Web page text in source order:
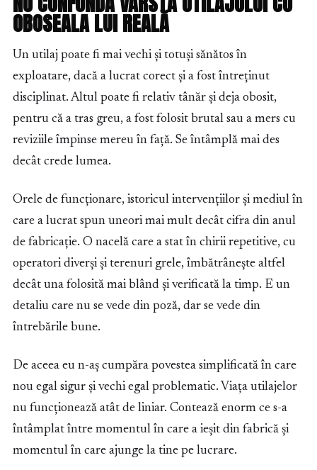
OBOSEALA LUI REALĂ
Un utilaj poate fi mai vechi și totuși sănătos în
exploatare, dacă a lucrat corect și a fost întreținut
disciplinat. Altul poate fi relativ tânăr și deja obosit,
pentru că a tras greu, a fost folosit brutal sau a mers cu
reviziile împinse mereu în față. Se întâmplă mai des
decât crede lumea.
Orele de funcționare, istoricul intervențiilor și mediul în
care a lucrat spun uneori mai mult decât cifra din anul
de fabricație. O nacelă care a stat în chirii repetitive, cu
operatori diverși și terenuri grele, îmbătrânește altfel
decât una folosită mai blând și verificată la timp. E un
detaliu care nu se vede din poză, dar se vede din
întrebările bune.
De aceea eu n-aș cumpăra povestea simplificată în care
nou egal sigur și vechi egal problematic. Viața utilajelor
nu funcționează atât de liniar. Contează enorm ce s-a
întâmplat între momentul în care a ieșit din fabrică și
momentul în care ajunge la tine pe lucrare.